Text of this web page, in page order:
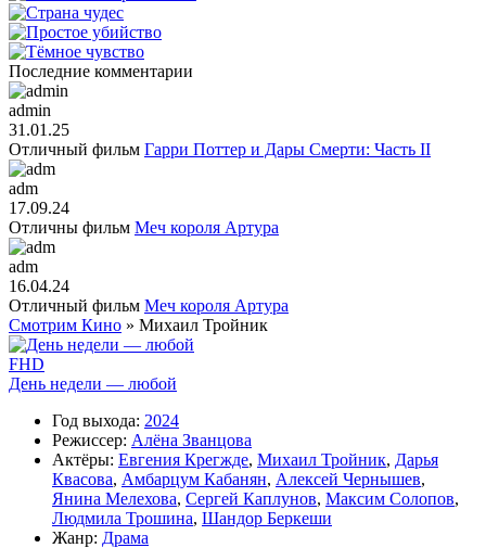
Последние комментарии
admin
31.01.25
Отличный фильм Гарри Поттер и Дары Смерти: Часть II
adm
17.09.24
Отличны фильм Меч короля Артура
adm
16.04.24
Отличный фильм Меч короля Артура
Смотрим Кино » Михаил Тройник
FHD
День недели — любой
Год выхода: 2024
Режиссер: Алёна Званцова
Актёры: Евгения Крегжде, Михаил Тройник, Дарья
Квасова, Амбарцум Кабанян, Алексей Чернышев,
Янина Мелехова, Сергей Каплунов, Максим Солопов,
Людмила Трошина, Шандор Беркеши
Жанр: Драма